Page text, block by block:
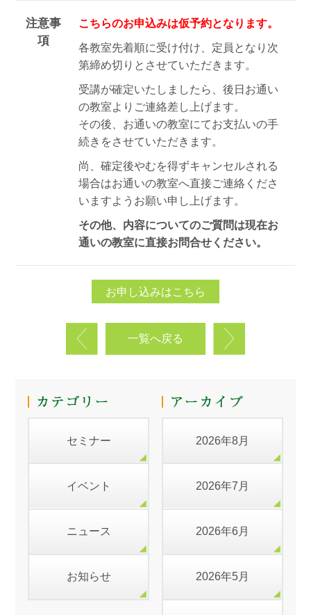
注意事
項
こちらのお申込みは仮予約となります。
各教室先着順に受け付け、定員となり次
第締め切りとさせていただきます。
受講が確定いたしましたら、後日お通い
の教室よりご連絡差し上げます。
その後、お通いの教室にてお支払いの手
続きをさせていただきます。
尚、確定後やむを得ずキャンセルされる
場合はお通いの教室へ直接ご連絡くださ
いますようお願い申し上げます。
その他、内容についてのご質問は現在お
通いの教室に直接お問合せください。
お申し込みはこちら
一覧へ戻る
セミナー
イベント
ニュース
お知らせ
2026年8月
2026年7月
2026年6月
2026年5月